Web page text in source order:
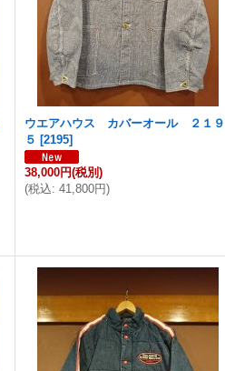
ウエアハウス カバーオール ２１９
５ [2195]
38,000円(税別)
(税込: 41,800円)